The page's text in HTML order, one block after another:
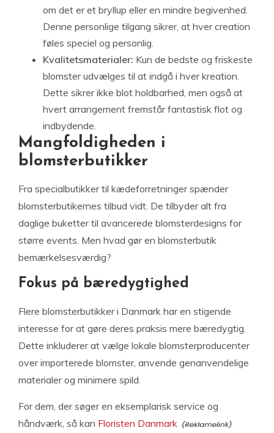
om det er et bryllup eller en mindre begivenhed.
Denne personlige tilgang sikrer, at hver creation
føles speciel og personlig.
Kvalitetsmaterialer: Kun de bedste og friskeste
blomster udvælges til at indgå i hver kreation.
Dette sikrer ikke blot holdbarhed, men også at
hvert arrangement fremstår fantastisk flot og
indbydende.
Mangfoldigheden i
blomsterbutikker
Fra specialbutikker til kædeforretninger spænder
blomsterbutikernes tilbud vidt. De tilbyder alt fra
daglige buketter til avancerede blomsterdesigns for
større events. Men hvad gør en blomsterbutik
bemærkelsesværdig?
Fokus på bæredygtighed
Flere blomsterbutikker i Danmark har en stigende
interesse for at gøre deres praksis mere bæredygtig.
Dette inkluderer at vælge lokale blomsterproducenter
over importerede blomster, anvende genanvendelige
materialer og minimere spild.
For dem, der søger en eksemplarisk service og
håndværk, så kan Floristen Danmark